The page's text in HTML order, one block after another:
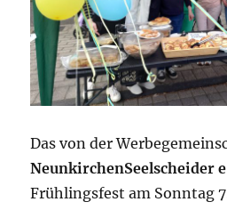
Das von der
NeunkirchenSeelscheider
Frühlingsfest am Sonntag